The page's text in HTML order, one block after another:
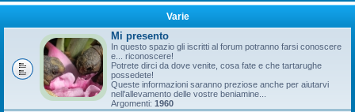
Varie
Mi presento
In questo spazio gli iscritti al forum potranno farsi conoscere
e... riconoscere!
Potrete dirci da dove venite, cosa fate e che tartarughe
possedete!
Queste informazioni saranno preziose anche per aiutarvi
nell'allevamento delle vostre beniamine...
Argomenti: 1960